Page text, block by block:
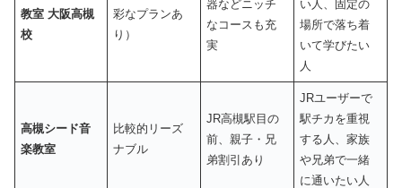
教室 大阪高槻
校
彩なプランあ
り）
器などニッチ
なコースも充
実
い人、固定の
場所で落ち着
いて学びたい
人
高槻シード音
楽教室
比較的リーズ
ナブル
JR高槻駅目の
前、親子・兄
弟割引あり
JRユーザーで
駅チカを重視
する人、家族
や兄弟で一緒
に通いたい人